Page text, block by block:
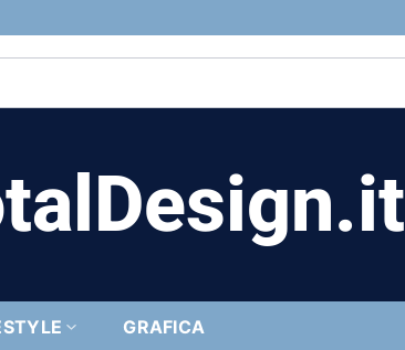
GRAFICA